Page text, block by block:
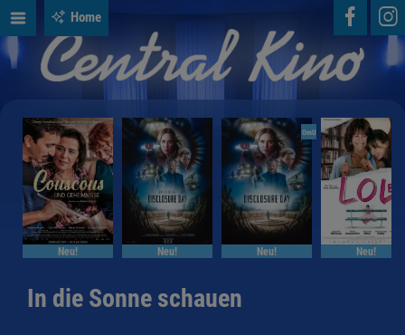
Home
Neu! Neu!
OmU
Neu! Neu!
In die Sonne schauen